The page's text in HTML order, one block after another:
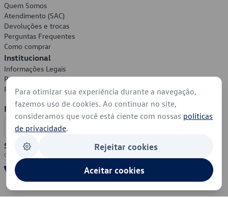
Quem Somos
Atendimento (SAC)
Devoluções e trocas
Perguntas Frequentes
Como comprar
Institucional
Informações Legais
Política de Privacidade
Política de Cookies
Formas de Pagamento
Segurança
Para otimizar sua experiência durante a navegação,
fazemos uso de cookies. Ao continuar no site,
consideramos que você está ciente com nossas políticas
de privacidade.
Rejeitar cookies
Aceitar cookies